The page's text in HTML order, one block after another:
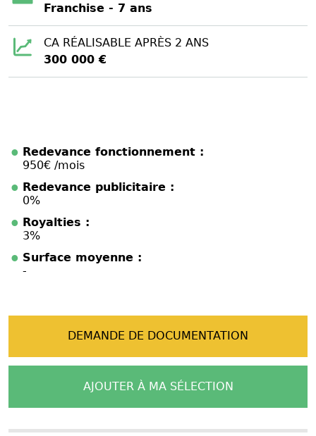
Franchise - 7 ans
CA RÉALISABLE APRÈS 2 ANS
300 000 €
Redevance fonctionnement :
950€ /mois
Redevance publicitaire :
0%
Royalties :
3%
Surface moyenne :
-
DEMANDE DE DOCUMENTATION
AJOUTER À MA SÉLECTION